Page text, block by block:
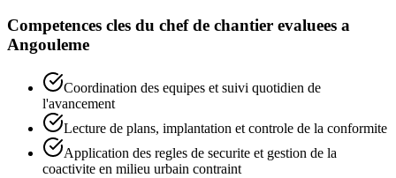
Competences cles du chef de chantier evaluees a
Angouleme
Coordination des equipes et suivi quotidien de
l'avancement
Lecture de plans, implantation et controle de la conformite
Application des regles de securite et gestion de la
coactivite en milieu urbain contraint